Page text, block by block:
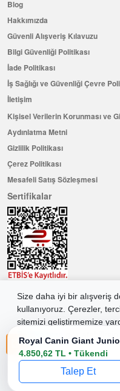
4.850,62 TL • Tükendi
Talep Et
Size daha iyi bir alışveriş
kullanıyoruz. Çerezler,
sitemizi geliştirmemize
Blog
Hakkımızda
Güvenli Alışveriş Kılavuzu
Bilgi Güvenliği Politikası
İade Politikası
İş Sağlığı ve Güvenliği Çevre
İletişim
Kişisel Verilerin Korunması ve
Aydınlatma Metni
Gizlilik Politikası
Çerez Politikası
Mesafeli Satış Sözleşmesi
Sertifikalar
Hemen Üye Olun ...ve
2026 Allkaria